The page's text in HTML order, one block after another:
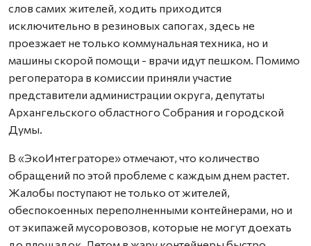
слов самих жителей, ходить приходится
исключительно в резиновых сапогах, здесь не
проезжает не только коммунальная техника, но и
машины скорой помощи - врачи идут пешком. Помимо
регоператора в комиссии приняли участие
представители администрации округа, депутаты
Архангельского областного Собрания и городской
Думы.
В «ЭкоИнтеграторе» отмечают, что количество
обращений по этой проблеме с каждым днем растет.
Жалобы поступают не только от жителей,
обеспокоенных переполненными контейнерами, но и
от экипажей мусоровозов, которые не могут доехать